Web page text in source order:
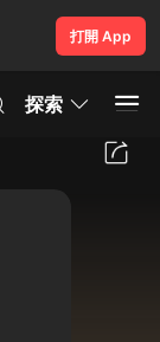
打開 App
探索